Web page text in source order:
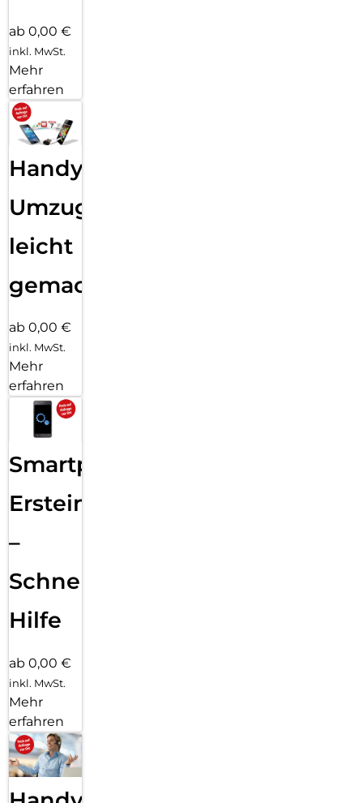
ab 0,00 €
inkl. MwSt.
Mehr
erfahren
Handy
Umzug
leicht
gemacht!
ab 0,00 €
inkl. MwSt.
Mehr
erfahren
Smartphone
Ersteinrichtung
–
Schnelle
Hilfe
ab 0,00 €
inkl. MwSt.
Mehr
erfahren